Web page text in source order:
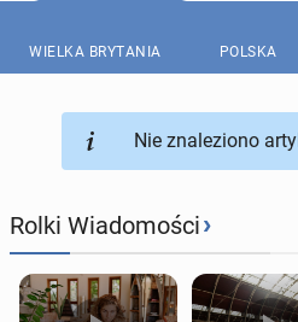
WIELKA BRYTANIA POLSKA
Nie znaleziono
Rolki Wiadomości›